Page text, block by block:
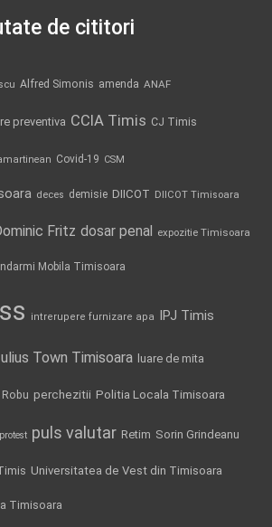
de cititori
Alfred Simonis amenda ANAF
preventiva CCIA Timis CJ Timis
Covid-19 CSM
deces demisie DIICOT DIICOT Timisoara
Fritz dosar penal expozitie Timisoara
Mobila Timisoara
intrerupere furnizare apa IPJ Timis
Town Timisoara luare de mita
perchezitii Politia Locala Timisoara
protest puls valutar Retim Sorin Grindeanu
Universitatea de Vest din Timisoara
Timisoara